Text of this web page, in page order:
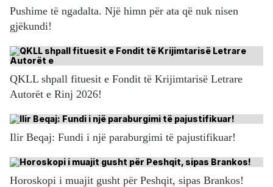
Pushime të ngadalta. Një himn për ata që nuk nisen
gjëkundi!
QKLL shpall fituesit e Fondit të Krijimtarisë Letrare
Autorët e Rinj 2026!
Ilir Beqaj: Fundi i një paraburgimi të pajustifikuar!
Horoskopi i muajit gusht për Peshqit, sipas Brankos!